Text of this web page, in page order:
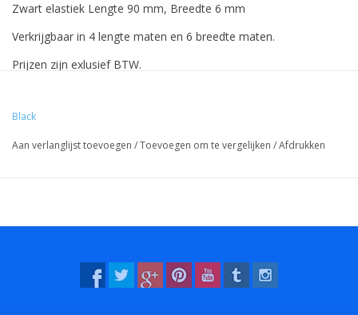
Zwart elastiek Lengte 90 mm, Breedte 6 mm
Verkrijgbaar in 4 lengte maten en 6 breedte maten.
Prijzen zijn exlusief BTW.
Black
Aan verlanglijst toevoegen /Toevoegen om te vergelijken /Afdrukken